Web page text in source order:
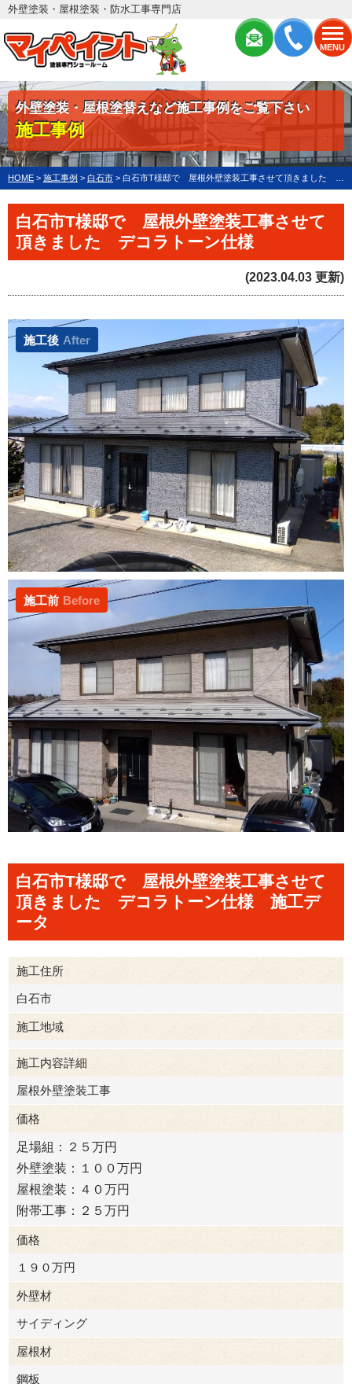
MENU
外壁塗装・屋根塗装・防水工事専門店
外壁塗装・屋根塗替えなど施工事例をご覧下さい
施工事例
HOME > 施工事例 > 白石市 > 白石市T様邸で 屋根外壁塗装工事させて頂きました デコラトーン仕様
白石市T様邸で 屋根外壁塗装工事させて
頂きました デコラトーン仕様
(2023.04.03 更新)
施工後 After
施工前 Before
白石市T様邸で 屋根外壁塗装工事させて
頂きました デコラトーン仕様 施工デ
ータ
施工住所
白石市
施工地域
施工内容詳細
屋根外壁塗装工事
価格
足場組：２５万円
外壁塗装：１００万円
屋根塗装：４０万円
附帯工事：２５万円
価格
１９０万円
外壁材
サイディング
屋根材
鋼板